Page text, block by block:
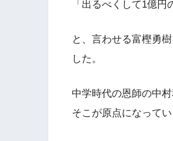
「出るべくして1億円
と、言わせる富樫勇
した。
中学時代の恩師の中
そこが原点になってい